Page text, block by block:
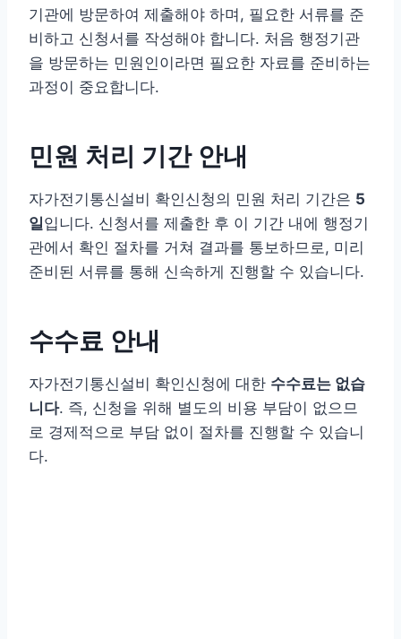
기관에 방문하여 제출해야 하며, 필요한 서류를 준
비하고 신청서를 작성해야 합니다. 처음 행정기관
을 방문하는 민원인이라면 필요한 자료를 준비하는
과정이 중요합니다.
민원 처리 기간 안내
자가전기통신설비 확인신청의 민원 처리 기간은 5
일입니다. 신청서를 제출한 후 이 기간 내에 행정기
관에서 확인 절차를 거쳐 결과를 통보하므로, 미리
준비된 서류를 통해 신속하게 진행할 수 있습니다.
수수료 안내
자가전기통신설비 확인신청에 대한 수수료는 없습
니다. 즉, 신청을 위해 별도의 비용 부담이 없으므
로 경제적으로 부담 없이 절차를 진행할 수 있습니
다.